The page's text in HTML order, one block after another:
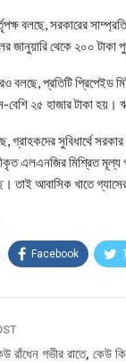
বলছে, সরকারের
জানুয়ারি থেকে ২০০ টাকা
বলছে, প্রতিটি প্রিপেইড
বেশি ২৫ হাজার টাকা হয়।
গ্রাহকদের সুবিধার্থে
এলএনজির মিশ্রিত মূল্য
তাই আবাসিক খাতে
Facebook
রাঁধেন গভীর রাতে, কেউ